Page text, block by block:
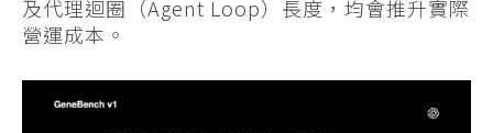
及代理迴圈（Agent Loop）長度，均會推升實際
營運成本。